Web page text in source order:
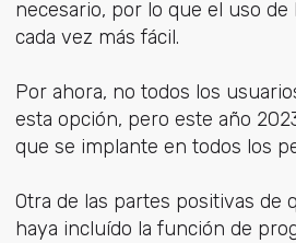
necesario, por lo que el uso de
cada vez más fácil.
Por ahora, no todos los
esta opción, pero este año
que se implante en todos los
Otra de las partes positivas de
haya incluído la función de